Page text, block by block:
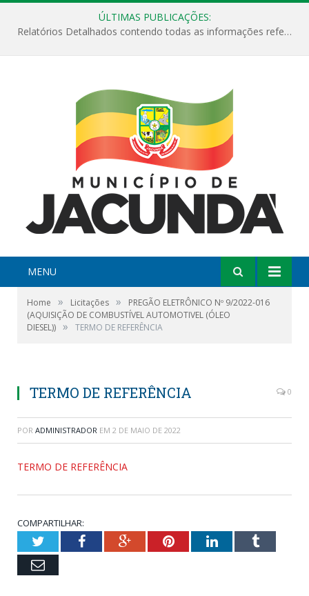
ÚLTIMAS PUBLICAÇÕES:
Relatórios Detalhados contendo todas as informações referentes a execução de recursos destinados ao fomento de projetos culturais no Município de Jacundá entre os anos de 2022 ao presente ano de 2026.
MENU
Home » Licitações »
PREGÃO ELETRÔNICO Nº 9/2022-016
(AQUISIÇÃO DE COMBUSTÍVEL AUTOMOTIVEL (ÓLEO
DIESEL)) » TERMO DE REFERÊNCIA
TERMO DE REFERÊNCIA 0
POR ADMINISTRADOR EM 2 DE MAIO DE 2022
TERMO DE REFERÊNCIA
COMPARTILHAR:
TwitterFacebookGoogle+PinterestLinkedInTumblr
Email